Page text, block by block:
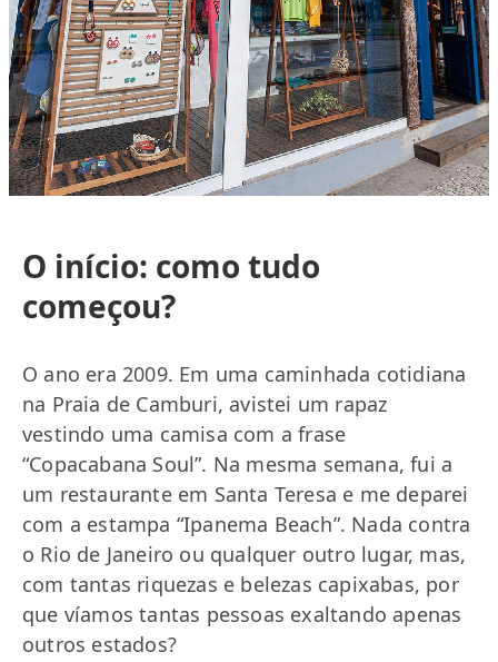
O início: como tudo
começou?
O ano era 2009. Em uma caminhada cotidiana
na Praia de Camburi, avistei um rapaz
vestindo uma camisa com a frase
“Copacabana Soul”. Na mesma semana, fui a
um restaurante em Santa Teresa e me deparei
com a estampa “Ipanema Beach”. Nada contra
o Rio de Janeiro ou qualquer outro lugar, mas,
com tantas riquezas e belezas capixabas, por
que víamos tantas pessoas exaltando apenas
outros estados?